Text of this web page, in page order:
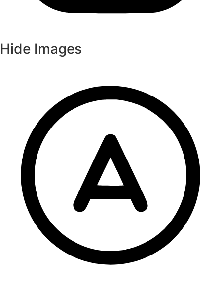
Hide Images